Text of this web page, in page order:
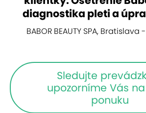
diagnostika pleti a
BABOR BEAUTY SPA,
Sledujte
upozorníme Vás
ponuku